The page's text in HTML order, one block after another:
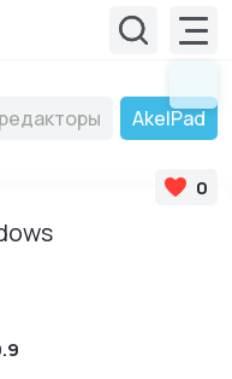
AkelPad
0